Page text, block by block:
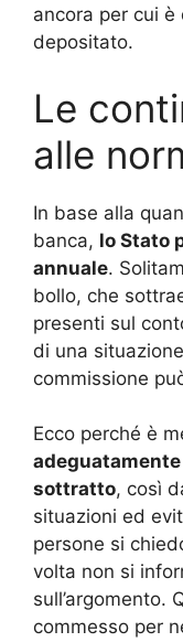
ancora per cui
depositato.
Le
alle
In base alla
banca, lo Stato
annuale.
bollo, che
presenti sul
di una
commissione
Ecco perché è
sottratto, così
situazioni ed
persone si
volta non si
sull’argomento.
commesso per